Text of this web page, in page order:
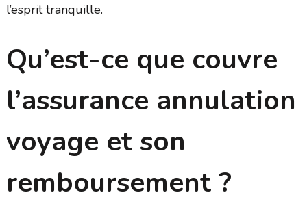
l’esprit tranquille.
Qu’est-ce que couvre
l’assurance annulation
voyage et son
remboursement ?